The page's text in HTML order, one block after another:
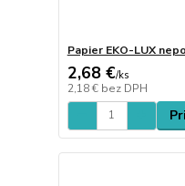
Papier EKO-LUX
2,68 €/ks
2,18 € bez DPH